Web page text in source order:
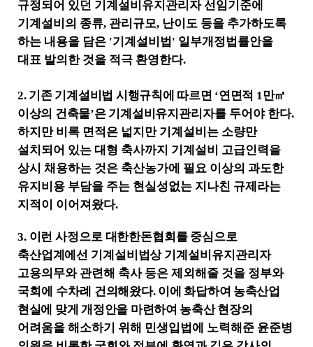
파
일
용
제
니
다
규정되어 있던 기계설비유지관리자 선임기준에
기계설비의 종류, 관리규모, 난이도 등을 추가하도록
하는 내용을 담은 '기계설비법 ' 일부개정법률안을
대표 발의한 것을 적극 환영한다.
2. 기존 기계설비법 시행규칙에 따르면 ‘연면적 1만㎡
이상의 건축물’은 기계설비 유지관리자를 두어야 한다.
하지만 비록 면적은 넓지만 기계설비는 소량만
설치되어 있는 대형 축사까지 기계설비 고급인력을
상시 채용하는 것은 축산농가에 필요 이상의 과도한
유지비용 부담을 주는 현실성없는 지나친 규제라는
지적이 이어져왔다.
3. 이런 사정으로 대한한돈협회를 중심으로
축산업계에선 기계설비법상 기계설비 유지관리자
고용의무와 관련해 축사 등은 제외해줄 것을 정부와
국회에 수차례 건의해왔다. 이에 화답하여 농축산업
현실에 맞게 개정안을 마련하여 농축산 현장의
어려움을 해소하기 위해 민생입법에 노력해준 윤준병